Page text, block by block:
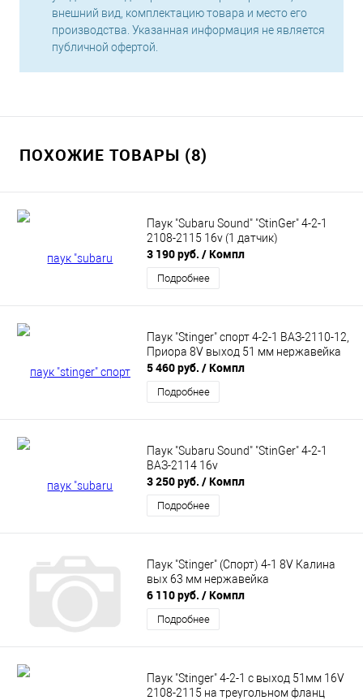
внешний вид, комплектацию товара и место его
производства. Указанная информация не является
публичной офертой.
ПОХОЖИЕ ТОВАРЫ (8)
Паук "Subaru Sound" "StinGer" 4-2-1
2108-2115 16v (1 датчик)
3 190 руб. / Компл
Подробнее
Паук "Stinger" спорт 4-2-1 ВАЗ-2110-12,
Приора 8V выход 51 мм нержавейка
5 460 руб. / Компл
Подробнее
Паук "Subaru Sound" "StinGer" 4-2-1
ВАЗ-2114 16v
3 250 руб. / Компл
Подробнее
Паук "Stinger" (Спорт) 4-1 8V Калина
вых 63 мм нержавейка
6 110 руб. / Компл
Подробнее
Паук "Stinger" 4-2-1 с выход 51мм 16V
2108-2115 на треугольном фланц